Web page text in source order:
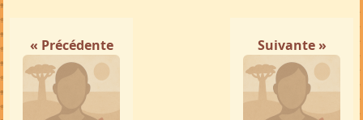
« Précédente Suivante »